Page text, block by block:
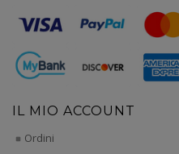
IL MIO ACCOUNT
Ordini